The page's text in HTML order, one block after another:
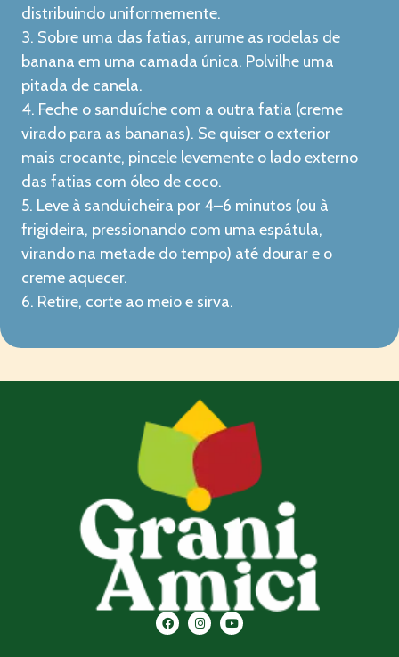
distribuindo uniformemente.
3. Sobre uma das fatias, arrume as rodelas de
banana em uma camada única. Polvilhe uma
pitada de canela.
4. Feche o sanduíche com a outra fatia (creme
virado para as bananas). Se quiser o exterior
mais crocante, pincele levemente o lado externo
das fatias com óleo de coco.
5. Leve à sanduicheira por 4–6 minutos (ou à
frigideira, pressionando com uma espátula,
virando na metade do tempo) até dourar e o
creme aquecer.
6. Retire, corte ao meio e sirva.